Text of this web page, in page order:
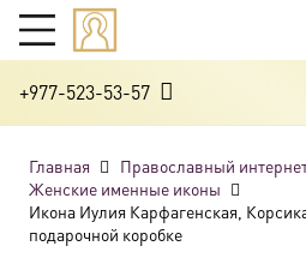
+977-523-53-57
Главная
Православный
Женские именные иконы
Икона Иулия Карфагенская,
подарочной коробке